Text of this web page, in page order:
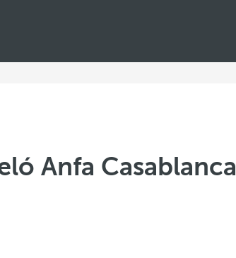
Anfa Casablanca